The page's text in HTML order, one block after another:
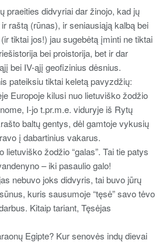
praeities didvyriai dar žinojo, kad jų
raštą (rūnas), ir seniausiąją kalbą bei
tiktai jos!) jau sugebėtą įminti ne tiktai
bei proistorija, bet ir dar
bei IV-ąjį geofizinius dėsnius.
pateiksiu tiktai keletą pavyzdžių:
Europoje kilusi nuo lietuviško žodžio
I-jo t.pr.m.e. viduryje iš Rytų
baltų gentys, dėl gamtoje vykusių
į dabartinius vakarus.
lietuviško žodžio “galas”. Tai tie patys
– iki pasaulio galo!
nebuvo joks didvyris, tai buvo jūrų
kuris sausumoje “tęsė” savo tėvo
Kitaip tariant, Tęsėjas
Egipte? Kur senovės indų dievai